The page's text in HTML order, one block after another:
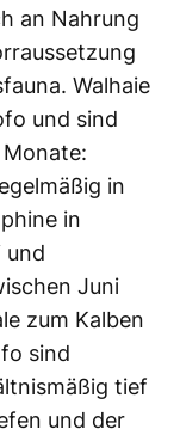
an Nahrung
Walhaie
und sind
in
in
und
Juni
zum Kalben
sind
tief
und der